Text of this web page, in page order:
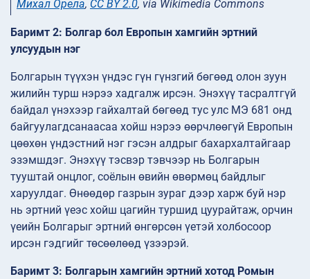
Михал Орела, CC BY 2.0, via Wikimedia Commons
Баримт 2: Болгар бол Европын хамгийн эртний
улсуудын нэг
Болгарын түүхэн үндэс гүн гүнзгий бөгөөд олон зуун
жилийн турш нэрээ хадгалж ирсэн. Энэхүү тасралтгүй
байдал үнэхээр гайхалтай бөгөөд тус улс МЭ 681 онд
байгуулагдсанаасаа хойш нэрээ өөрчлөөгүй Европын
цөөхөн үндэстний нэг гэсэн алдрыг бахархалтайгаар
эзэмшдэг. Энэхүү тэсвэр тэвчээр нь Болгарын
тууштай онцлог, соёлын өвийн өвөрмөц байдлыг
харуулдаг. Өнөөдөр газрын зураг дээр харж буй нэр
нь эртний үеэс хойш цагийн туршид цуурайтаж, орчин
үеийн Болгарыг эртний өнгөрсөн үетэй холбосоор
ирсэн гэдгийг төсөөлөөд үзээрэй.
Баримт 3: Болгарын хамгийн эртний хотод Ромын